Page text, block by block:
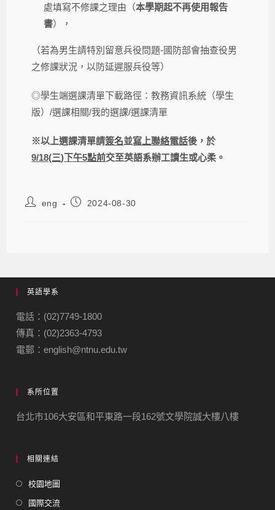
處填寫不修課之理由（本學期起不再使用報告
書），
（若為男生請特別留意兵役問題-國防部會抽查役男
之修課狀況，以防延遲服兵役等）
◎學生端選課清單下載路徑：教務資訊系統（學生
版）/選課相關/我的選課/選課清單
※以上選課清單請簽名並寫上聯絡電話後，於
9/18(三)下午5點前交至英語系辦工讀生或心柔。
eng 2024-08-30
英語學系
電話：(02)7749-1800
傳真：(02)2363-4793
電郵：english@ntnu.edu.tw
系所位置
台北市106大安區和平東路一段162號文學院誠大樓八樓
相關連結
校園地圖
國際交流